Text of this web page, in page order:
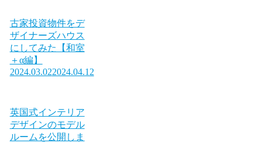
古家投資物件をデ
ザイナーズハウス
にしてみた【和室
＋α編】
2024.03.022024.04.12
英国式インテリア
デザインのモデル
ルームを公開しま